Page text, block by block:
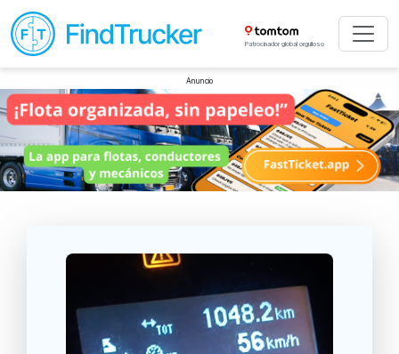
Patrocinador global orgulloso
Anuncio